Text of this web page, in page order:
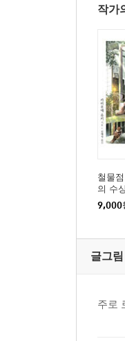
작가
철물
의 수
불명~
9,000
글그
주로